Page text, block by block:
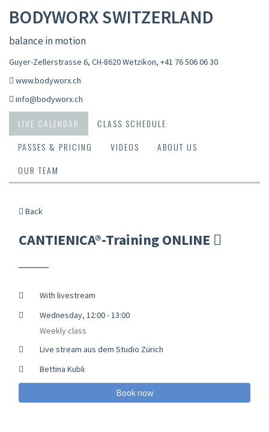
BODYWORX SWITZERLAND
balance in motion
Guyer-Zellerstrasse 6, CH-8620 Wetzikon, +41 76 506 06 30
www.bodyworx.ch
info@bodyworx.ch
LIVE CALENDAR
CLASS SCHEDULE
PASSES & PRICING
VIDEOS
ABOUT US
OUR TEAM
Back
CANTIENICA®-Training ONLINE
With livestream
Wednesday, 12:00 - 13:00
Weekly class
Live stream aus dem Studio Zürich
Bettina Kubli
Book now